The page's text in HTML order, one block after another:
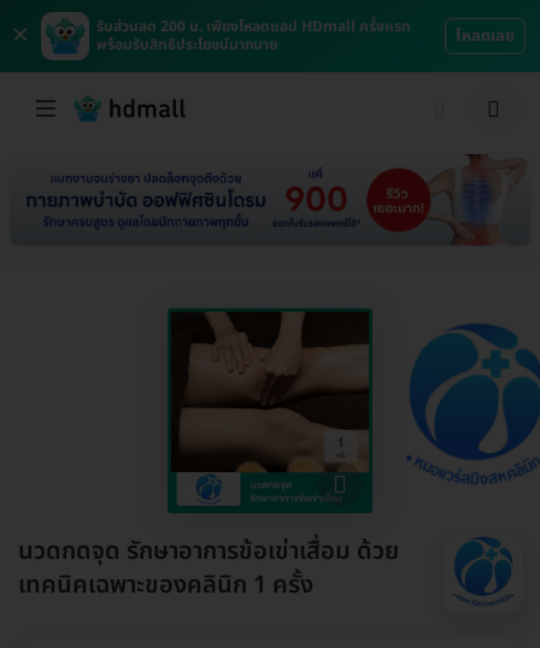
×
รับส่วนลด 200 บ. เพียงโหลดแอป HDmall ครั้งแรก
พร้อมรับสิทธิประโยชน์มากมาย
โหลดเลย
นวดกดจุด รักษาอาการข้อเข่าเสื่อม ด้วย
เทคนิคเฉพาะของคลินิก 1 ครั้ง